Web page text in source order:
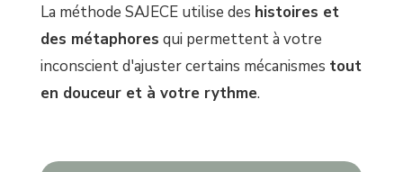
La méthode SAJECE utilise des histoires et
des métaphores qui permettent à votre
inconscient d'ajuster certains mécanismes tout
en douceur et à votre rythme.